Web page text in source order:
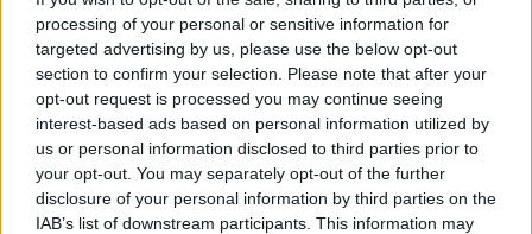
processing of your personal or sensitive information for
targeted advertising by us, please use the below opt-out
section to confirm your selection. Please note that after your
opt-out request is processed you may continue seeing
interest-based ads based on personal information utilized by
us or personal information disclosed to third parties prior to
your opt-out. You may separately opt-out of the further
disclosure of your personal information by third parties on the
IAB’s list of downstream participants. This information may
A bíróság tényleg papírok alapján
akar dönteni a polgári perekben?
Magyar Ügyvéd•2018. augusztus 22.